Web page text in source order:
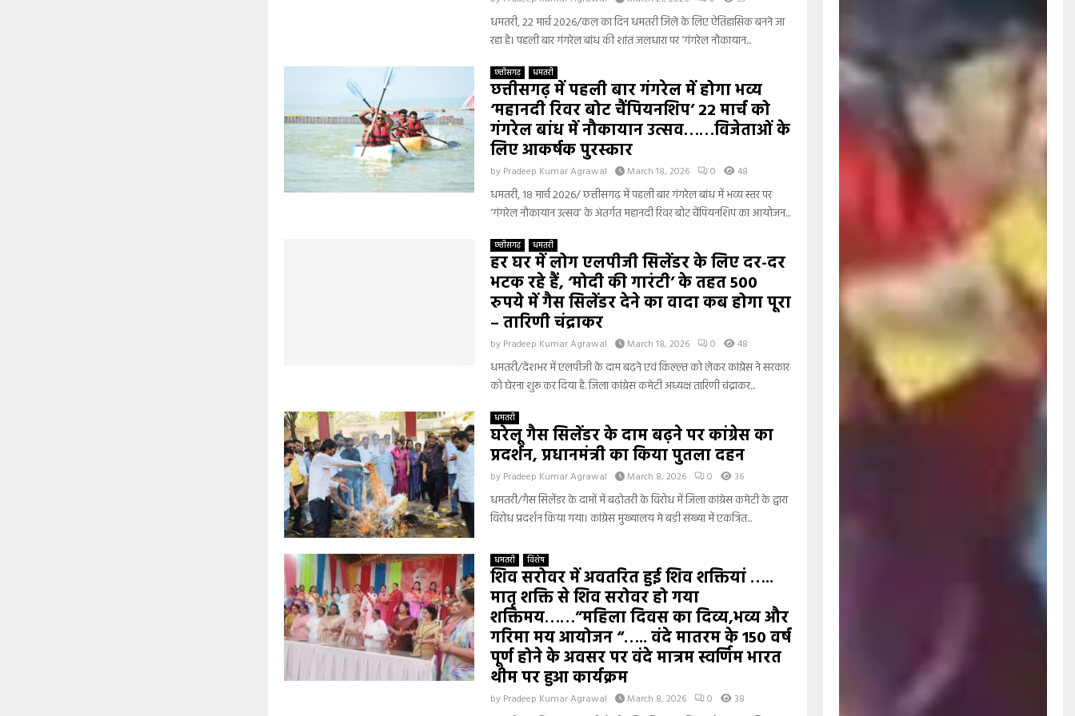
धमतरी, 22 मार्च 2026/कल का दिन धमतरी जिले के लिए ऐतिहासिक बनने जा
रहा है। पहली बार गंगरेल बांध की शांत जलधारा पर ‘गंगरेल नौकायान...
छत्तीसगढ़ धमतरी
छत्तीसगढ़ में पहली बार गंगरेल में होगा भव्य
‘महानदी रिवर बोट चैंपियनशिप’ 22 मार्च को
गंगरेल बांध में नौकायान उत्सव……विजेताओं के
लिए आकर्षक पुरस्कार
by Pradeep Kumar Agrawal March 18, 2026 0 48
धमतरी, 18 मार्च 2026/ छत्तीसगढ़ में पहली बार गंगरेल बांध में भव्य स्तर पर
‘गंगरेल नौकायान उत्सव’ के अंतर्गत महानदी रिवर बोट चैंपियनशिप का आयोजन...
छत्तीसगढ़ धमतरी
हर घर में लोग एलपीजी सिलेंडर के लिए दर-दर
भटक रहे हैं, ‘मोदी की गारंटी’ के तहत 500
रुपये में गैस सिलेंडर देने का वादा कब होगा पूरा
– तारिणी चंद्राकर
by Pradeep Kumar Agrawal March 18, 2026 0 48
धमतरी/देशभर में एलपीजी के दाम बढ़ने एवं किल्ल्त को लेकर कांग्रेस ने सरकार
को घेरना शुरू कर दिया है. जिला कांग्रेस कमेटी अध्यक्ष तारिणी चंद्राकर...
धमतरी
घरेलू गैस सिलेंडर के दाम बढ़ने पर कांग्रेस का
प्रदर्शन, प्रधानमंत्री का किया पुतला दहन
by Pradeep Kumar Agrawal March 8, 2026 0 36
धमतरी/गैस सिलेंडर के दामों में बढ़ोतरी के विरोध में जिला कांग्रेस कमेटी के द्वारा
विरोध प्रदर्शन किया गया। कांग्रेस मुख्यालय मे बड़ी संख्या में एकत्रित...
धमतरी विशेष
शिव सरोवर में अवतरित हुई शिव शक्तियां …..
मातृ शक्ति से शिव सरोवर हो गया
शक्तिमय……”महिला दिवस का दिव्य,भव्य और
गरिमा मय आयोजन “….. वंदे मातरम के 150 वर्ष
पूर्ण होने के अवसर पर वंदे मात्रम स्वर्णिम भारत
थीम पर हुआ कार्यक्रम
by Pradeep Kumar Agrawal March 8, 2026 0 38